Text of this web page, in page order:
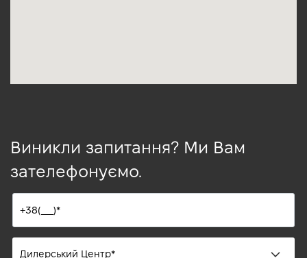
Виникли запитання? Ми Вам
зателефонуємо.